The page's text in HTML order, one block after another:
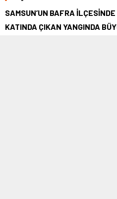
SAMSUN’UN BAFRA
KATINDA ÇIKAN YANGINDA